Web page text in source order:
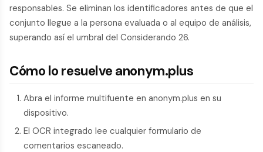
responsables. Se eliminan los identificadores antes de que el
conjunto llegue a la persona evaluada o al equipo de análisis,
superando así el umbral del Considerando 26.
Cómo lo resuelve anonym.plus
Abra el informe multifuente en anonym.plus en su
dispositivo.
El OCR integrado lee cualquier formulario de
comentarios escaneado.